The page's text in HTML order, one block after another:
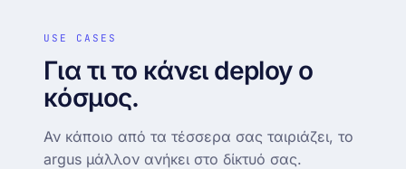
USE CASES
Για τι το κάνει deploy ο
κόσμος.
Αν κάποιο από τα τέσσερα σας ταιριάζει, το
argus μάλλον ανήκει στο δίκτυό σας.